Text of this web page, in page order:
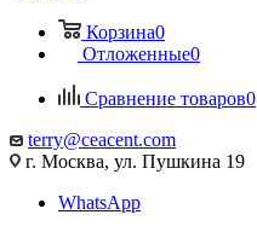
Корзина0
Отложенные0
Сравнение товаров0
terry@ceacent.com
г. Москва, ул. Пушкина 19
WhatsApp